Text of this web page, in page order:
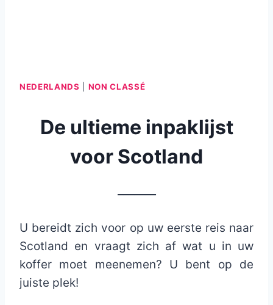
NEDERLANDS NON CLASSÉ
De ultieme inpaklijst
voor Scotland
U bereidt zich voor op uw eerste reis naar
Scotland en vraagt ​​zich af wat u in uw
koffer moet meenemen? U bent op de
juiste plek!